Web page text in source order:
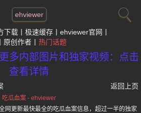
ehviewer
下载 极速缓存
ehviewer官网
原创作者 热门话题
多内部图片和独家视频：点击
查看详情
返回上页
吃瓜血案 - ehviewer
网更新最快最全的吃瓜血案信息，超过一半的独家